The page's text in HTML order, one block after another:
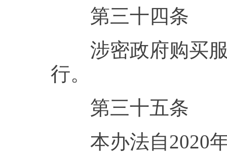
第三十四条
涉密政府购买服
行。
第三十五条
本办法自2020年